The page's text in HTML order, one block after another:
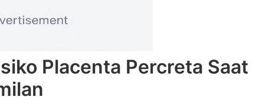
Placenta Percreta Saat